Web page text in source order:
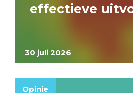
30 juli 2026
effectieve
Opinie